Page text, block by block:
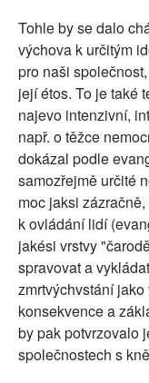
Tohle by se dalo
výchova k určitým
pro naši
její étos. To je také
najevo intenzivní,
např. o těžce
dokázal podle
samozřejmě určité
moc jaksi
k ovládání lidí
jakési vrstvy
spravovat a
zmrtvýchvstání
konsekvence a
by pak potvrzovalo
společnostech s